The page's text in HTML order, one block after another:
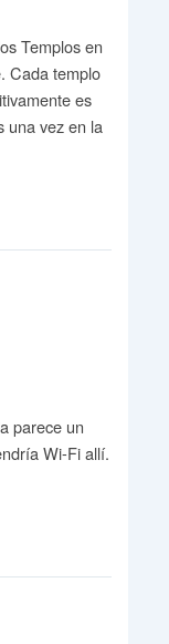
Templos en
Cada templo
es
una vez en la
parece un
Wi-Fi allí.